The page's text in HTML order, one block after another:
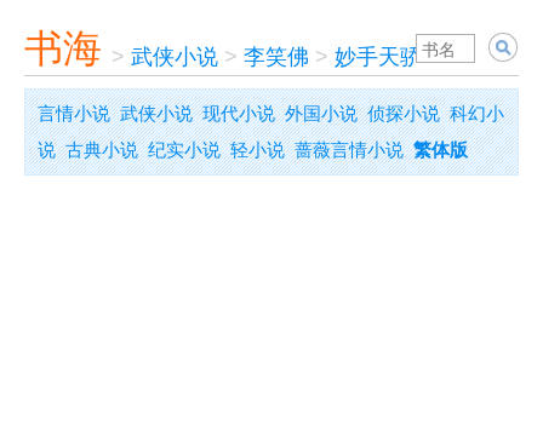
书海 > 武侠小说 > 李笑佛 > 妙手天骄
言情小说 武侠小说 现代小说 外国小说 侦探小说 科幻小
说 古典小说 纪实小说 轻小说 蔷薇言情小说 繁体版